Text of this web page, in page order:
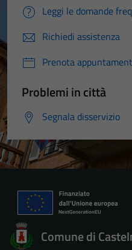
Leggi le domande
Richiedi assistenza
Prenota
Problemi in città
Segnala disservizio
Comune di